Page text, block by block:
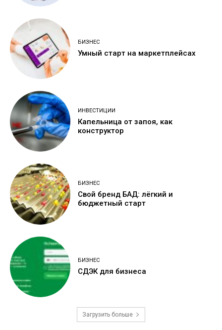
БИЗНЕС
Умный старт на маркетплейсах
ИНВЕСТИЦИИ
Капельница от запоя, как
конструктор
БИЗНЕС
Свой бренд БАД: лёгкий и
бюджетный старт
БИЗНЕС
СДЭК для бизнеса
Загрузить больше